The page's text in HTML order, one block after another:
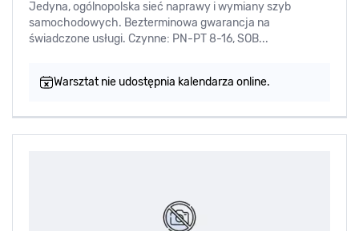
Jedyna, ogólnopolska sieć naprawy i wymiany szyb
samochodowych. Bezterminowa gwarancja na
świadczone usługi. Czynne: PN-PT 8-16, SOB...
Warsztat nie udostępnia kalendarza online.